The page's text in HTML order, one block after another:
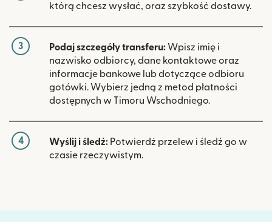
którą chcesz wysłać, oraz szybkość dostawy.
3 Podaj szczegóły transferu: Wpisz imię i
nazwisko odbiorcy, dane kontaktowe oraz
informacje bankowe lub dotyczące odbioru
gotówki. Wybierz jedną z metod płatności
dostępnych w Timoru Wschodniego.
4 Wyślij i śledź: Potwierdź przelew i śledź go w
czasie rzeczywistym.